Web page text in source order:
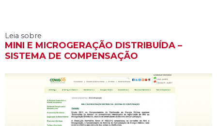
Leia sobre
MINI E MICROGERAÇÃO DISTRIBUÍDA –
SISTEMA DE COMPENSAÇÃO